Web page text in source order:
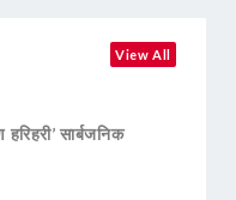
View All
सार्बजनिक